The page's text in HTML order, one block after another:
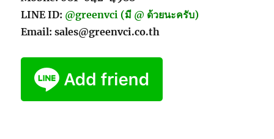
LINE ID: @greenvci (มี @ ด้วยนะครับ)
Email: sales@greenvci.co.th